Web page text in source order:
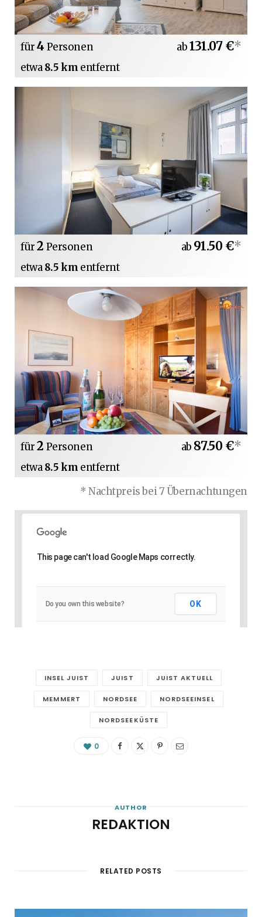
für4 Personen
etwa8.5 km entfernt
ab131.07 €*
für2 Personen
etwa8.5 km entfernt
ab 91.50 €*
für2 Personen
etwa8.5 km entfernt
ab 87.50 €*
* Nachtpreis bei 7 Übernachtungen
This page can't load Google Maps correctly.
Do you own this website? OK
INSEL JUIST JUIST JUIST AKTUELL
MEMMERT NORDSEE NORDSEEINSEL
NORDSEEKÜSTE
0
AUTHOR
REDAKTION
RELATED POSTS